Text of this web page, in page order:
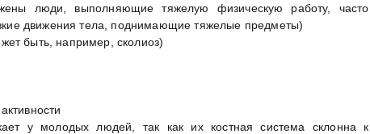
люди, выполняющие тяжелую физическую работу, часто
движения тела, поднимающие тяжелые предметы)
быть, например, сколиоз)
у молодых людей, так как их костная система склонна к